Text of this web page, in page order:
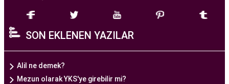
bir ekip tarafından yönetilmektedir. Burada görev
alan tıp profesyonelleri, çiftlere kişiselleştirilmiş
tedavi planları sunarak, her çiftin özel durumunu
dikkate alır. Ayrıca, merkezde kullanılan teknoloji
ve ekipmanlar, tedavi sürecini daha etkili ve
SON EKLENEN YAZILAR
Alil ne demek?
Mezun olarak YKS'ye girebilir mi?